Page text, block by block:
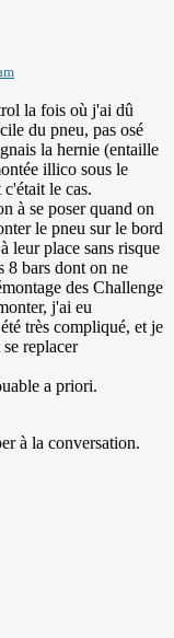
la fois où j'ai dû
du pneu, pas osé
la hernie (entaille
illico sous le
le cas.
à se poser quand on
le pneu sur le bord
leur place sans risque
8 bars dont on ne
des Challenge
j'ai eu
très compliqué, et je
replacer
a priori.
à la conversation.